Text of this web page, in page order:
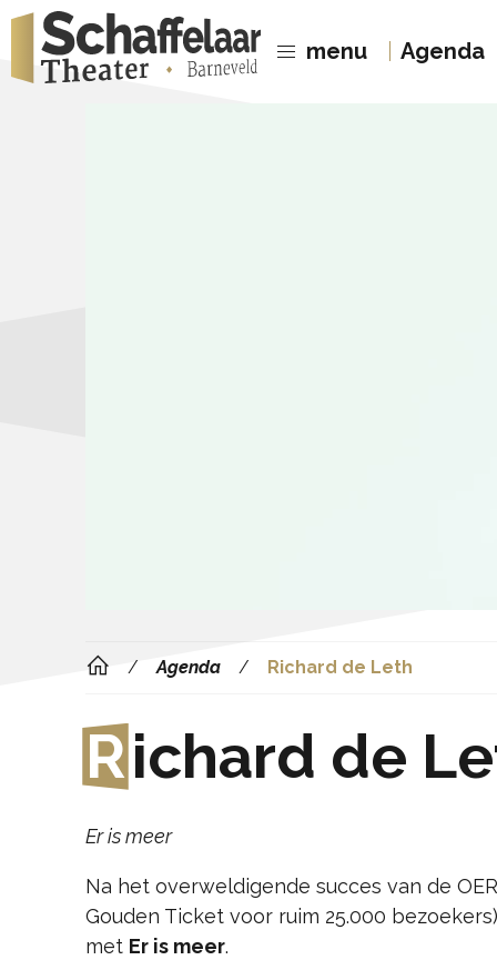
menu Agenda
Agenda Richard de Leth
Richard de
Er is meer
Na het overweldigende succes van de
Gouden Ticket voor ruim 25.000
met Er is meer.